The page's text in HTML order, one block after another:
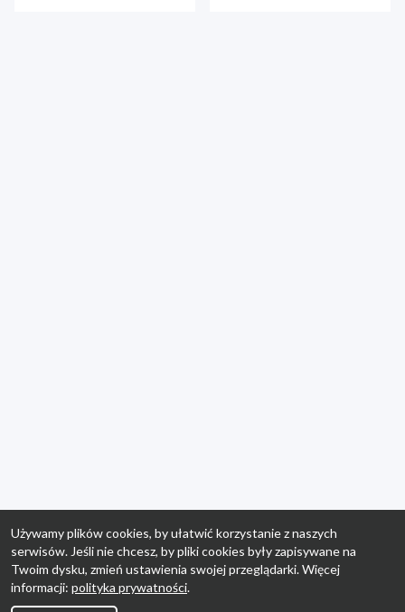
Używamy plików cookies, by ułatwić korzystanie z naszych
serwisów. Jeśli nie chcesz, by pliki cookies były zapisywane na
Twoim dysku, zmień ustawienia swojej przeglądarki. Więcej
informacji: polityka prywatności.